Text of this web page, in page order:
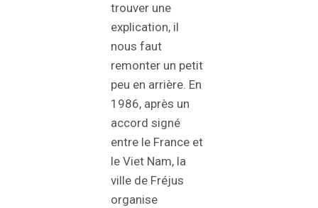
trouver une
explication, il
nous faut
remonter un petit
peu en arrière. En
1986, après un
accord signé
entre le France et
le Viet Nam, la
ville de Fréjus
organise